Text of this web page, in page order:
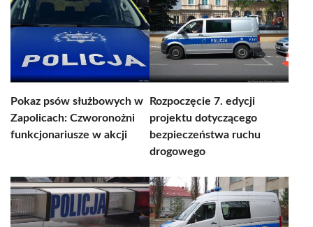
Pokaz psów służbowych w
Zapolicach: Czworonożni
funkcjonariusze w akcji
Rozpoczęcie 7. edycji
projektu dotyczącego
bezpieczeństwa ruchu
drogowego